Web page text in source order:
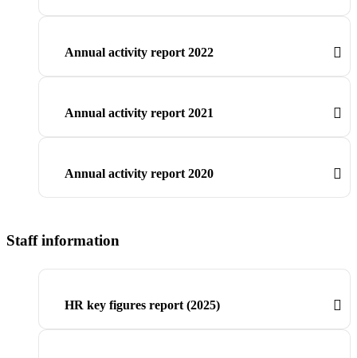
Annual activity report 2022
Annual activity report 2021
Annual activity report 2020
Staff information
HR key figures report (2025)